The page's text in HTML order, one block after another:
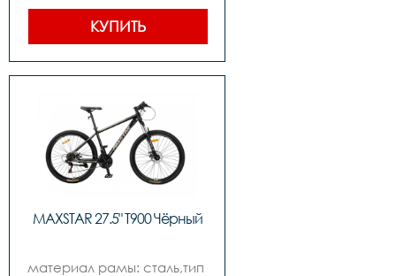
КУПИТЬ
MAXSTAR 27.5" T900 Чёрный
материал рамы: сталь,тип